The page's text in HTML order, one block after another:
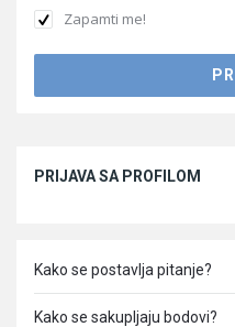
Zapamti me!
PRIJAVA SA PROFILOM
Kako se postavlja pitanje?
Kako se sakupljaju bodovi?